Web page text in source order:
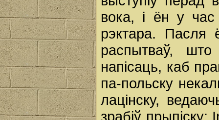
вока, i ён у час
рэктара. Пасля
распытваў,
напісаць, каб
па-польску
лацінску,
зрабіў